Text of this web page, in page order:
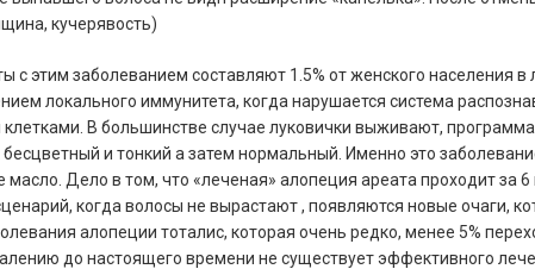
кучерявость)
с этим заболеванием составляют 1.5% от женского населения
локального иммунитета, когда нарушается система
В большинстве случае луковички выживают,
и тонкий а затем нормальный. Именно это
масло. Дело в том, что «леченая» алопеция ареата проходит за
когда волосы не вырастают , появляются новые очаги,
алопеции тоталис, которая очень редко, менее 5%
до настоящего времени не существует эффективного